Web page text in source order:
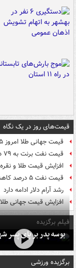
قیمت‌های روز در یک نگاه
قیمت جهانی طلا امروز ۱۵ مرداد
قیمت نفت برنت به ۷۹ دلار رسید
افزایش قیمت طلا و
قیمت نفت ۵ درصد کاهش یافت
رشد آرام دلار ادامه دارد
افزایش قیمت جهانی طلا
فیلم برگزیده
بوسه‌ پدر بر پای پسر
برگزیده ورزشی